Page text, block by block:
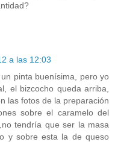
a las 12:03
pinta buenísima, pero yo
el bizcocho queda arriba,
las fotos de la preparación
sobre el caramelo del
tendría que ser la masa
y sobre esta la de queso